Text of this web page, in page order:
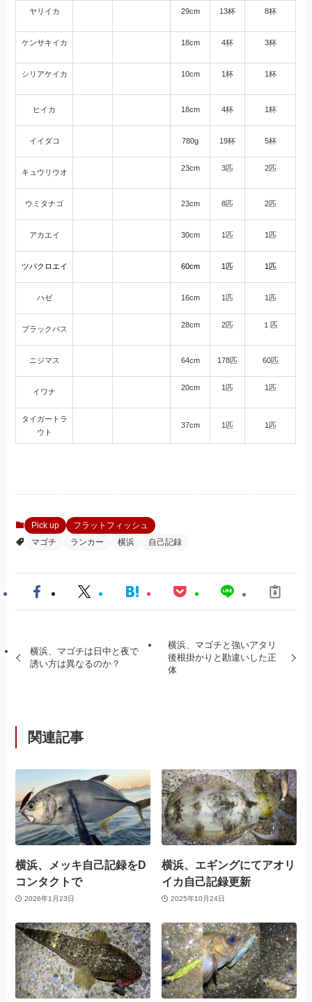
ヤリイカ 29cm 13杯 8杯
ケンサキイカ 18cm 4杯 3杯
シリアケイカ 10cm 1杯 1杯
ヒイカ 18cm 4杯 1杯
イイダコ 780g 19杯 5杯
キュウリウオ 23cm 3匹 2匹
ウミタナゴ 23cm 8匹 2匹
アカエイ 30cm 1匹 1匹
ツバクロエイ 60cm 1匹 1匹
ハゼ 16cm 1匹 1匹
ブラックバス 28cm 2匹 １匹
ニジマス 64cm 178匹 60匹
イワナ 20cm 1匹 1匹
タイガートラ
ウト
37cm 1匹 1匹
Pick up
フラットフィッシュ
マゴチ
ランカー 横浜 自己記録
横浜、マゴチは日中と夜で
誘い方は異なるのか？
横浜、マゴチと強いアタリ
後根掛かりと勘違いした正
体
関連記事
横浜、メッキ自己記録をD
コンタクトで
2026年1月23日
横浜、エギングにてアオリ
イカ自己記録更新
2025年10月24日